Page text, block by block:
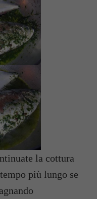
la cottura
più lungo se